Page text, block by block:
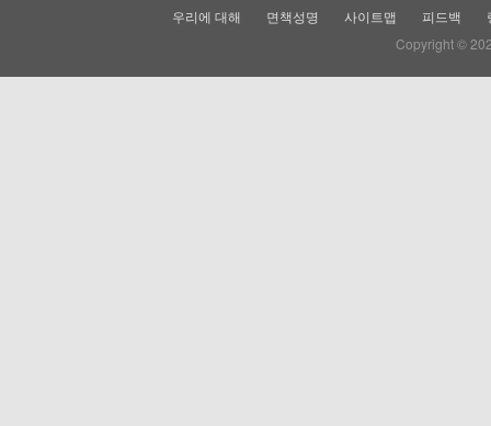
우리에 대해 면책성명 사이트맵 피드백
Copyright ©